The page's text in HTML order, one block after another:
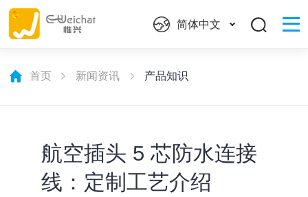
简体中文
首页 新闻资讯 产品知识
航空插头 5 芯防水连接
线：定制工艺介绍​